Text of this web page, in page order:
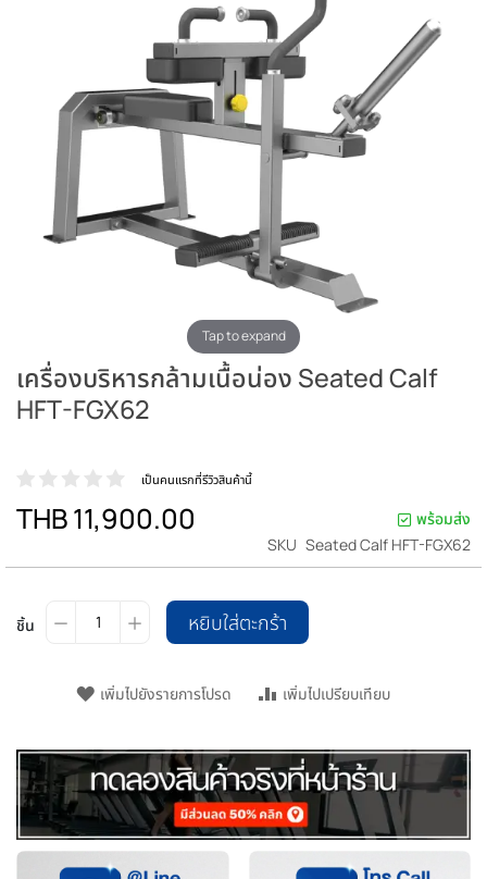
Tap to expand
เครื่องบริหารกล้ามเนื้อน่อง Seated Calf
HFT-FGX62
เป็นคนแรกที่รีวิวสินค้านี้
THB 11,900.00
พร้อมส่ง
SKU Seated Calf HFT-FGX62
ชิ้น หยิบใส่ตะกร้า
เพิ่มไปยังรายการโปรด เพิ่มไปเปรียบเทียบ